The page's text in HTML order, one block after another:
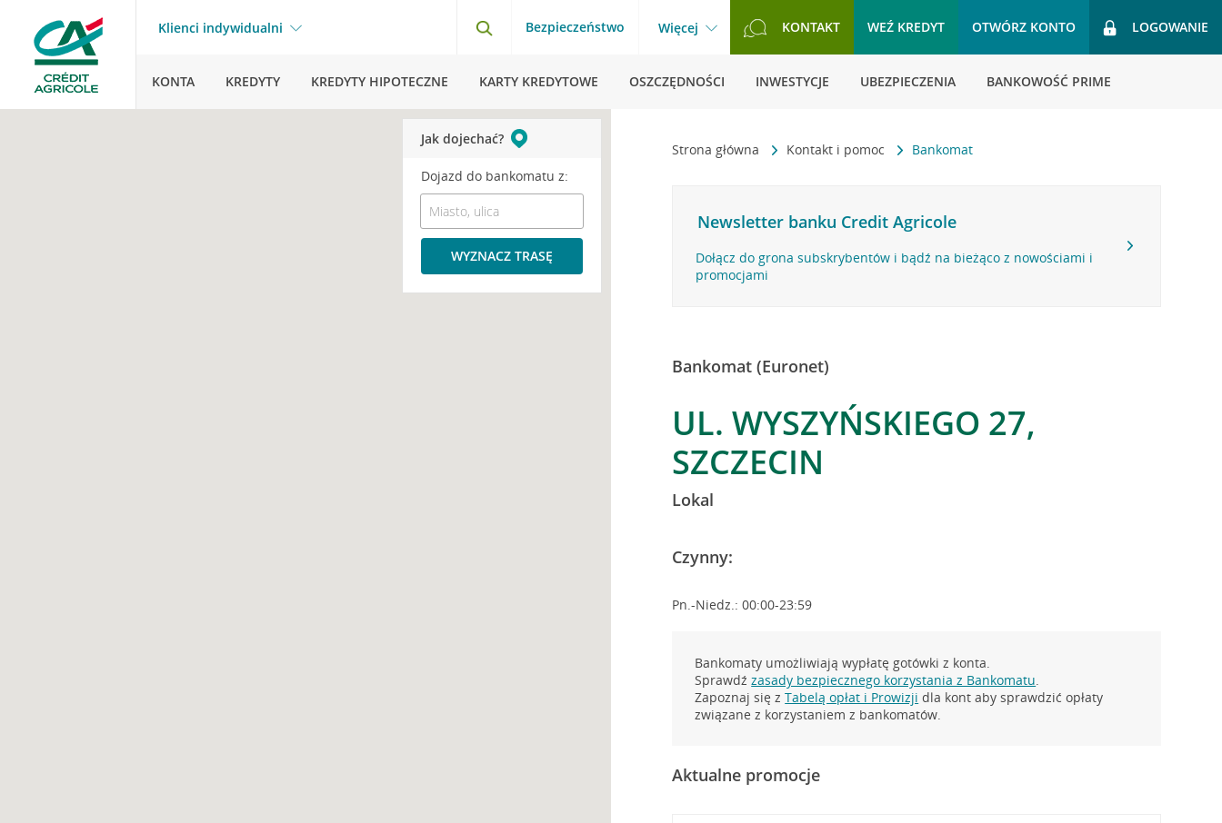
Klienci indywidualni Bezpieczeństwo Więcej KONTAKT WEŹ KREDYT OTWÓRZ KONTO LOGOWANIE
KONTA KREDYTY KREDYTY HIPOTECZNE KARTY KREDYTOWE OSZCZĘDNOŚCI INWESTYCJE UBEZPIECZENIA BANKOWOŚĆ PRIME
Strona główna Kontakt i pomoc Bankomat
Newsletter banku Credit Agricole
Dołącz do grona subskrybentów i bądź na bieżąco z nowościami i
promocjami
Bankomat (Euronet)
UL. WYSZYŃSKIEGO 27,
SZCZECIN
Lokal
Czynny:
Pn.-Niedz.: 00:00-23:59
Bankomaty umożliwiają wypłatę gotówki z konta.
Sprawdźzasady bezpiecznego korzystania z Bankomatu.
Zapoznaj się zTabelą opłat i Prowizji dla kont aby sprawdzić opłaty
związane z korzystaniem z bankomatów.
Aktualne promocje
Jak dojechać?
Dojazd do bankomatu z:
WYZNACZ TRASĘ